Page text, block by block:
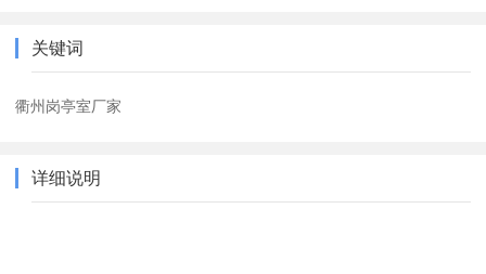
关键词
衢州岗亭室厂家
详细说明